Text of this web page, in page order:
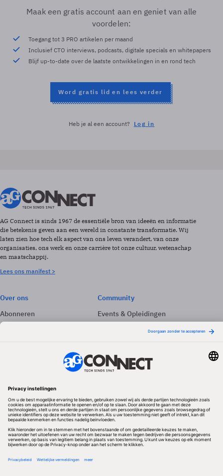
Maak een gratis account aan en geniet van alle
voordelen:
Toegang tot 3 PRO artikelen per maand
Inclusief CTO interviews, podcasts, digitale specials en whitepapers
Blijf up-to-date over de laatste ontwikkelingen in en rond tech
Word gratis lid en lees verder
Heb je al een account? Log in
AG Connect is sinds 1967 de essentiële bron van ideeën en informatie
die betekenis geven aan een wereld in constante transformatie. Wij
laten zien hoe tech elk aspect van ons leven verandert, van onze
organisaties, ons werk en onze carrière tot onze cultuur, wetenschap
en maatschappij.
Lees ons manifest >
Over ons
Abonneren
Adverteren
Community
Events & Opleidingen
Nieuwsbrieven
Volg ons
Redactionele partner